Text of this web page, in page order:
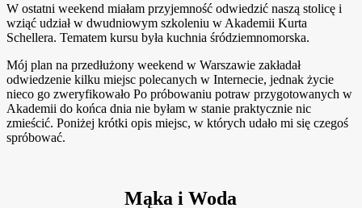
W ostatni weekend miałam przyjemność odwiedzić naszą stolicę i
wziąć udział w dwudniowym szkoleniu w Akademii Kurta
Schellera. Tematem kursu była kuchnia śródziemnomorska.
Mój plan na przedłużony weekend w Warszawie zakładał
odwiedzenie kilku miejsc polecanych w Internecie, jednak życie
nieco go zweryfikowało Po próbowaniu potraw przygotowanych w
Akademii do końca dnia nie byłam w stanie praktycznie nic
zmieścić. Poniżej krótki opis miejsc, w których udało mi się czegoś
spróbować.
Mąka i Woda